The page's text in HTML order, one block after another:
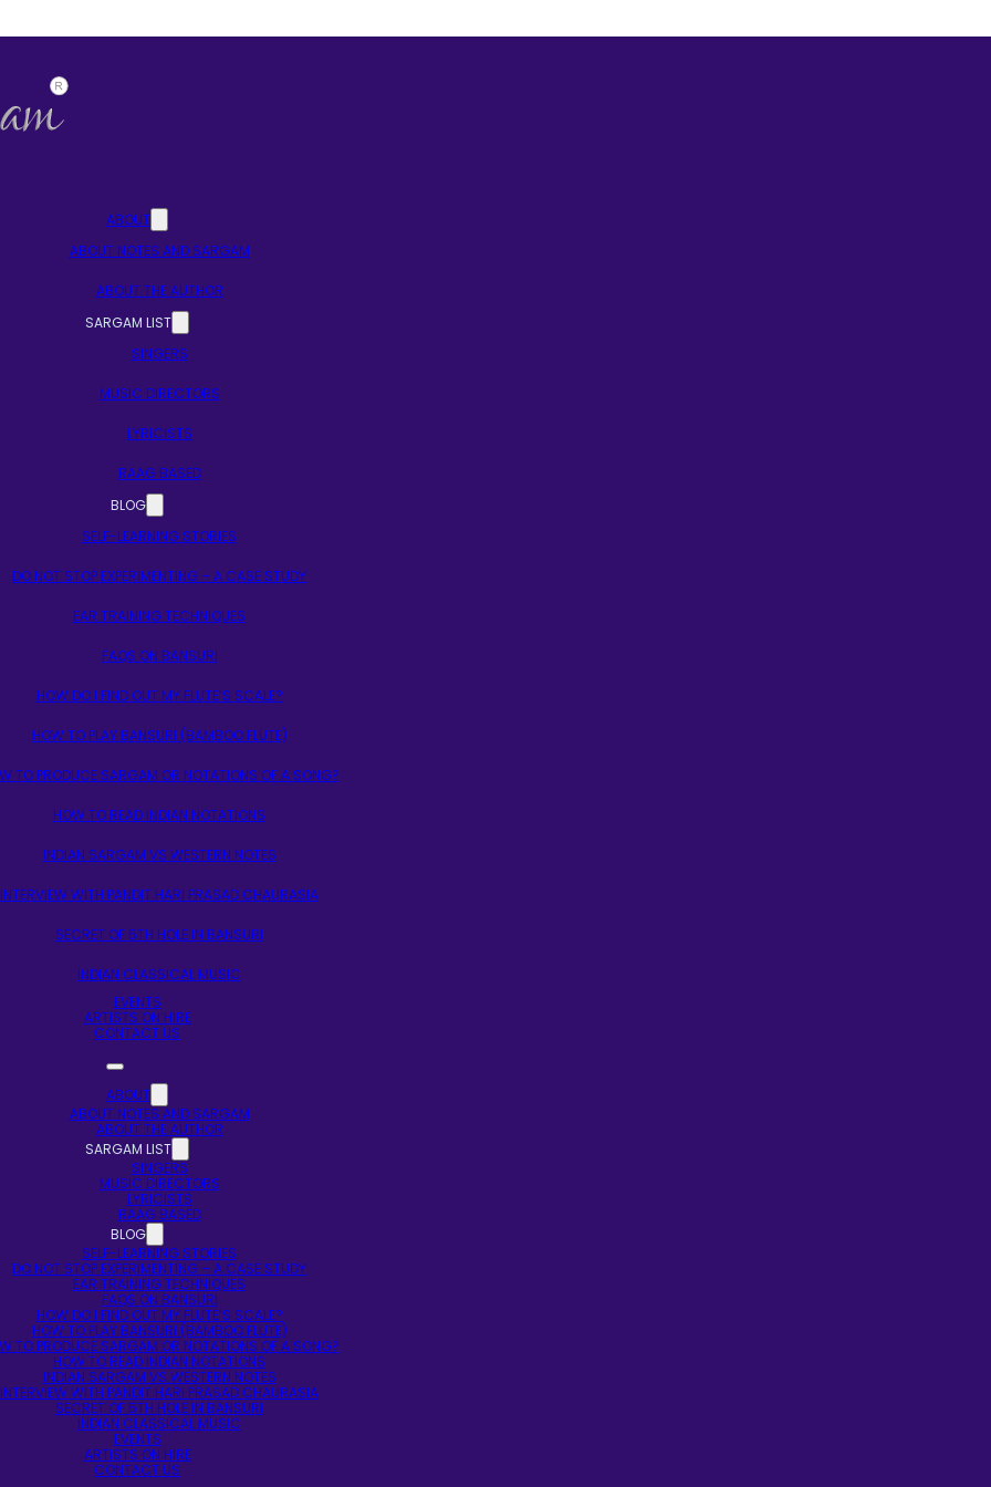
ABOUT
ABOUT NOTES AND SARGAM
ABOUT THE AUTHOR
SARGAM LIST
SINGERS
MUSIC DIRECTORS
LYRICISTS
RAAG BASED
BLOG
SELF-LEARNING STORIES
DO NOT STOP EXPERIMENTING – A CASE STUDY
EAR TRAINING TECHNIQUES
FAQS ON BANSURI
HOW DO I FIND OUT MY FLUTE’S SCALE?
HOW TO PLAY BANSURI (BAMBOO FLUTE)
TO PRODUCE SARGAM OR NOTATIONS OF A SONG?
HOW TO READ INDIAN NOTATIONS
INDIAN SARGAM VS WESTERN NOTES
INTERVIEW WITH PANDIT HARI PRASAD CHAURASIA
SECRET OF 5TH HOLE IN BANSURI
INDIAN CLASSICAL MUSIC
EVENTS
ARTISTS ON HIRE
CONTACT US
ABOUT
ABOUT NOTES AND SARGAM
ABOUT THE AUTHOR
SARGAM LIST
SINGERS
MUSIC DIRECTORS
LYRICISTS
RAAG BASED
BLOG
SELF-LEARNING STORIES
DO NOT STOP EXPERIMENTING – A CASE STUDY
EAR TRAINING TECHNIQUES
FAQS ON BANSURI
HOW DO I FIND OUT MY FLUTE’S SCALE?
HOW TO PLAY BANSURI (BAMBOO FLUTE)
TO PRODUCE SARGAM OR NOTATIONS OF A SONG?
HOW TO READ INDIAN NOTATIONS
INDIAN SARGAM VS WESTERN NOTES
INTERVIEW WITH PANDIT HARI PRASAD CHAURASIA
SECRET OF 5TH HOLE IN BANSURI
INDIAN CLASSICAL MUSIC
EVENTS
ARTISTS ON HIRE
CONTACT US